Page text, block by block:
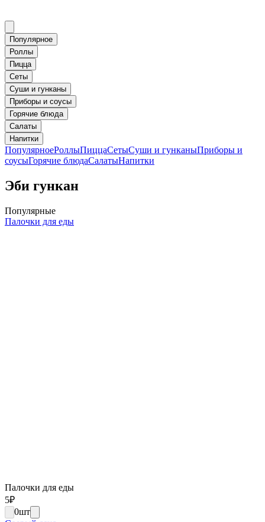
Популярное
Роллы
Пицца
Сеты
Суши и гунканы
Приборы и соусы
Горячие блюда
Салаты
Напитки
ПопулярноеРоллыПиццаСетыСуши и гунканыПриборы и
соусыГорячие блюдаСалатыНапитки
Эби гункан
Популярные
Палочки для еды
Палочки для еды
5₽
0шт